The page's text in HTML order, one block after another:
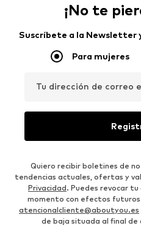
¡No te
Suscríbete a la Newsletter
Para mujeres
Tu dirección de correo
Quiero recibir boletines de
tendencias actuales, ofertas y
Privacidad. Puedes revocar
momento con efectos futuros
atencionalcliente@aboutyou.es
de baja situada al final